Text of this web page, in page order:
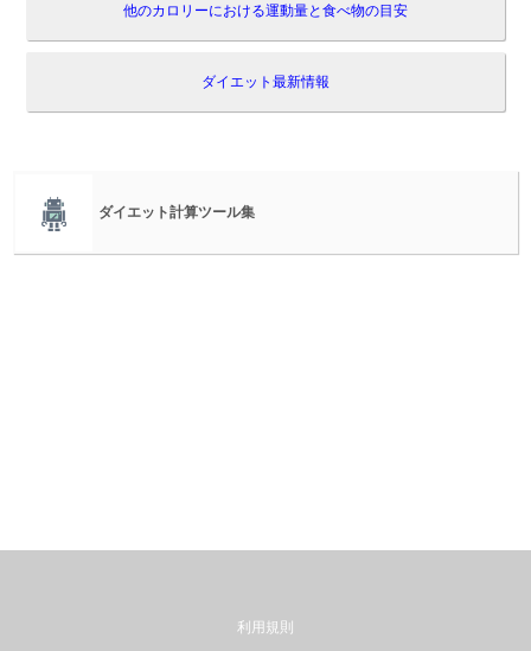
他のカロリーにおける運動量と食べ物の目安
ダイエット最新情報
ダイエット計算ツール集
利用規則